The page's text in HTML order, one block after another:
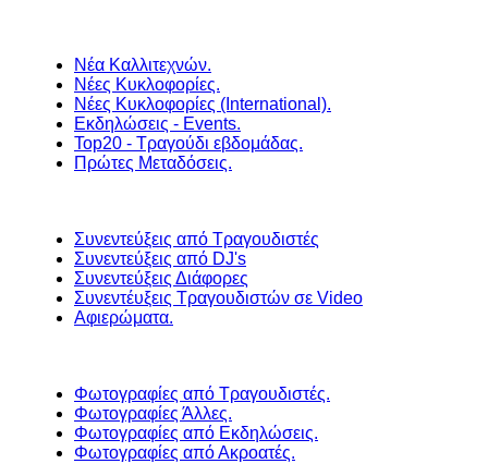
Νέα Καλλιτεχνών.
Νέες Κυκλοφορίες.
Νέες Κυκλοφορίες (International).
Εκδηλώσεις - Events.
Top20 - Τραγούδι εβδομάδας.
Πρώτες Μεταδόσεις.
Συνεντεύξεις από Τραγουδιστές
Συνεντεύξεις από DJ's
Συνεντεύξεις Διάφορες
Συνεντέυξεις Τραγουδιστών σε Video
Αφιερώματα.
Φωτογραφίες από Τραγουδιστές.
Φωτογραφίες Άλλες.
Φωτογραφίες από Εκδηλώσεις.
Φωτογραφίες από Ακροατές.